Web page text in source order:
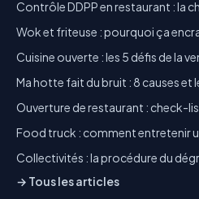
Contrôle DDPP en restaurant : la
Wok et friteuse : pourquoi ça
Cuisine ouverte : les 5 défis de la
Ma hotte fait du bruit : 8 causes et
Ouverture de restaurant : check-
Food truck : comment entretenir
Collectivités : la procédure du
→ Tous les articles